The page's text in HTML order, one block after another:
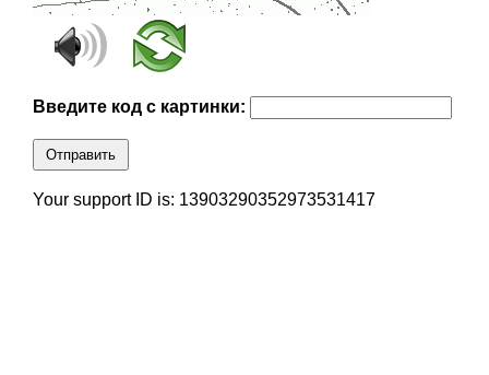
Введите код с картинки:
Отправить
Your support ID is: 13903290352973531417